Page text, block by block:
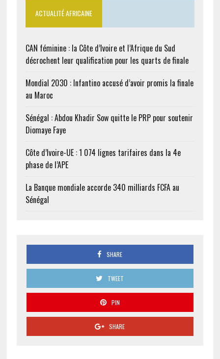
ACTUALITÉ AFRICAINE
CAN féminine : la Côte d’Ivoire et l’Afrique du Sud
décrochent leur qualification pour les quarts de finale
Mondial 2030 : Infantino accusé d’avoir promis la finale
au Maroc
Sénégal : Abdou Khadir Sow quitte le PRP pour soutenir
Diomaye Faye
Côte d’Ivoire-UE : 1 074 lignes tarifaires dans la 4e
phase de l’APE
La Banque mondiale accorde 340 milliards FCFA au
Sénégal
SHARE
TWEET
PIN
SHARE